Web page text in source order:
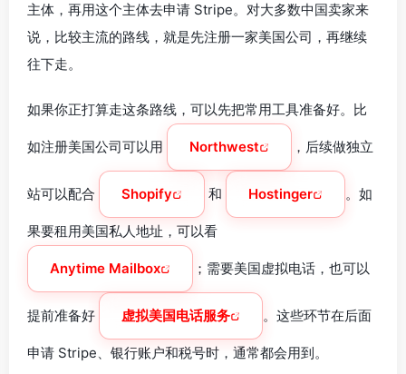
主体，再用这个主体去申请 Stripe。对大多数中国卖家来
说，比较主流的路线，就是先注册一家美国公司，再继续
往下走。
如果你正打算走这条路线，可以先把常用工具准备好。比
如注册美国公司可以用 Northwest ，后续做独立
站可以配合 Shopify 和 Hostinger 。如
果要租用美国私人地址，可以看
Anytime Mailbox ；需要美国虚拟电话，也可以
提前准备好 虚拟美国电话服务 。这些环节在后面
申请 Stripe、银行账户和税号时，通常都会用到。